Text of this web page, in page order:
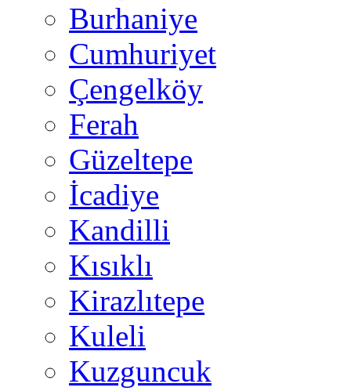
Burhaniye
Cumhuriyet
Çengelköy
Ferah
Güzeltepe
İcadiye
Kandilli
Kısıklı
Kirazlıtepe
Kuleli
Kuzguncuk